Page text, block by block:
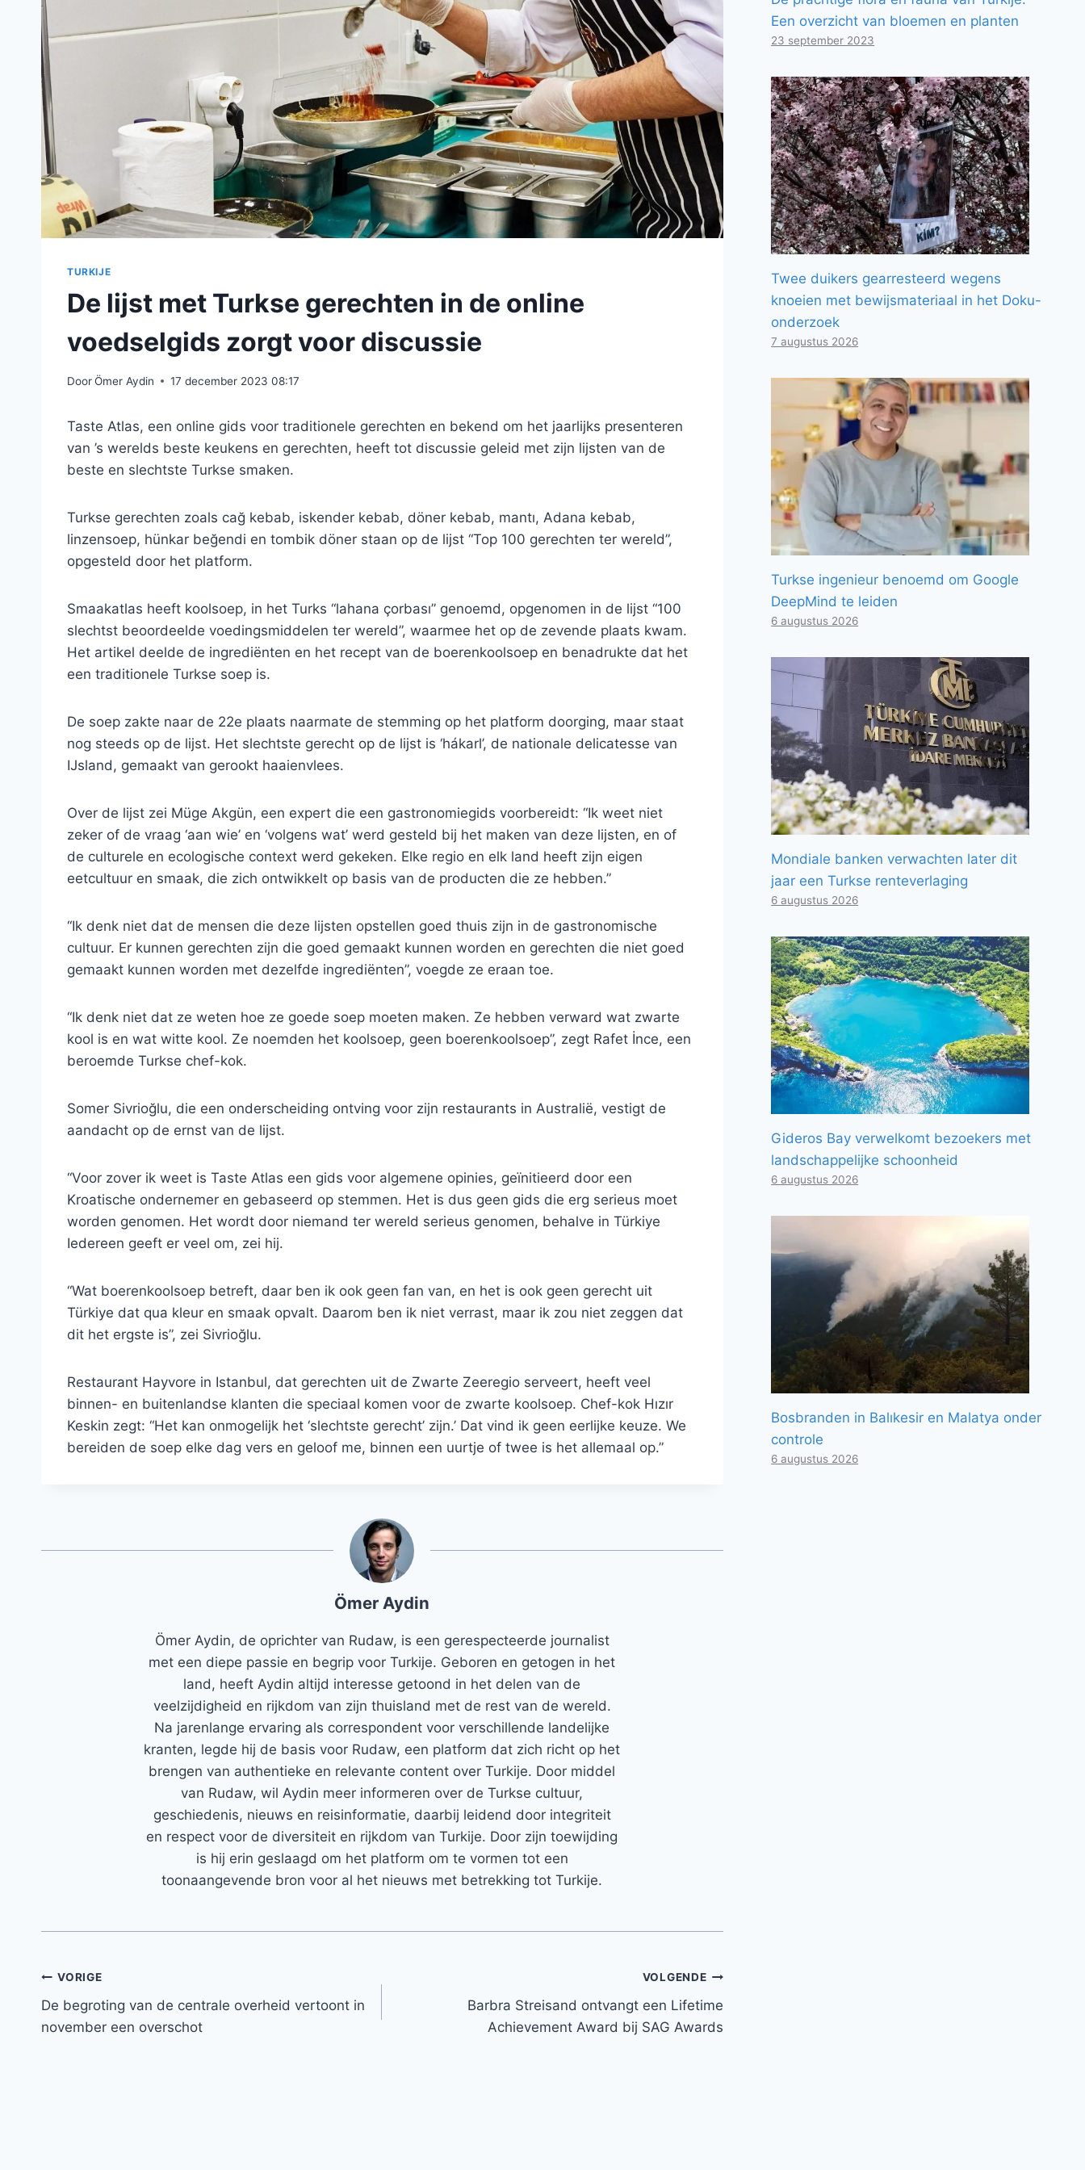
TURKIJE
De lijst met Turkse gerechten in de online
voedselgids zorgt voor discussie
DoorÖmer Aydin 17 december 2023 08:17
Taste Atlas, een online gids voor traditionele gerechten en bekend om het jaarlijks presenteren
van ’s werelds beste keukens en gerechten, heeft tot discussie geleid met zijn lijsten van de
beste en slechtste Turkse smaken.
Turkse gerechten zoals cağ kebab, iskender kebab, döner kebab, mantı, Adana kebab,
linzensoep, hünkar beğendi en tombik döner staan ​​op de lijst “Top 100 gerechten ter wereld”,
opgesteld door het platform.
Smaakatlas heeft koolsoep, in het Turks “lahana çorbası” genoemd, opgenomen in de lijst “100
slechtst beoordeelde voedingsmiddelen ter wereld”, waarmee het op de zevende plaats kwam.
Het artikel deelde de ingrediënten en het recept van de boerenkoolsoep en benadrukte dat het
een traditionele Turkse soep is.
De soep zakte naar de 22e plaats naarmate de stemming op het platform doorging, maar staat
nog steeds op de lijst. Het slechtste gerecht op de lijst is ‘hákarl’, de nationale delicatesse van
IJsland, gemaakt van gerookt haaienvlees.
Over de lijst zei Müge Akgün, een expert die een gastronomiegids voorbereidt: “Ik weet niet
zeker of de vraag ‘aan wie’ en ‘volgens wat’ werd gesteld bij het maken van deze lijsten, en of
de culturele en ecologische context werd gekeken. Elke regio en elk land heeft zijn eigen
eetcultuur en smaak, die zich ontwikkelt op basis van de producten die ze hebben.”
“Ik denk niet dat de mensen die deze lijsten opstellen goed thuis zijn in de gastronomische
cultuur. Er kunnen gerechten zijn die goed gemaakt kunnen worden en gerechten die niet goed
gemaakt kunnen worden met dezelfde ingrediënten”, voegde ze eraan toe.
“Ik denk niet dat ze weten hoe ze goede soep moeten maken. Ze hebben verward wat zwarte
kool is en wat witte kool. Ze noemden het koolsoep, geen boerenkoolsoep”, zegt Rafet İnce, een
beroemde Turkse chef-kok.
Somer Sivrioğlu, die een onderscheiding ontving voor zijn restaurants in Australië, vestigt de
aandacht op de ernst van de lijst.
“Voor zover ik weet is Taste Atlas een gids voor algemene opinies, geïnitieerd door een
Kroatische ondernemer en gebaseerd op stemmen. Het is dus geen gids die erg serieus moet
worden genomen. Het wordt door niemand ter wereld serieus genomen, behalve in Türkiye
Iedereen geeft er veel om, zei hij.
“Wat boerenkoolsoep betreft, daar ben ik ook geen fan van, en het is ook geen gerecht uit
Türkiye dat qua kleur en smaak opvalt. Daarom ben ik niet verrast, maar ik zou niet zeggen dat
dit het ergste is”, zei Sivrioğlu.
Restaurant Hayvore in Istanbul, dat gerechten uit de Zwarte Zeeregio serveert, heeft veel
binnen- en buitenlandse klanten die speciaal komen voor de zwarte koolsoep. Chef-kok Hızır
Keskin zegt: “Het kan onmogelijk het ‘slechtste gerecht’ zijn.’ Dat vind ik geen eerlijke keuze. We
bereiden de soep elke dag vers en geloof me, binnen een uurtje of twee is het allemaal op.”
Ömer Aydin
Ömer Aydin, de oprichter van Rudaw, is een gerespecteerde journalist
met een diepe passie en begrip voor Turkije. Geboren en getogen in het
land, heeft Aydin altijd interesse getoond in het delen van de
veelzijdigheid en rijkdom van zijn thuisland met de rest van de wereld.
Na jarenlange ervaring als correspondent voor verschillende landelijke
kranten, legde hij de basis voor Rudaw, een platform dat zich richt op het
brengen van authentieke en relevante content over Turkije. Door middel
van Rudaw, wil Aydin meer informeren over de Turkse cultuur,
geschiedenis, nieuws en reisinformatie, daarbij leidend door integriteit
en respect voor de diversiteit en rijkdom van Turkije. Door zijn toewijding
is hij erin geslaagd om het platform om te vormen tot een
toonaangevende bron voor al het nieuws met betrekking tot Turkije.
Bericht
navigatie
VORIGE
De begroting van de centrale overheid vertoont in
november een overschot
VOLGENDE
Barbra Streisand ontvangt een Lifetime
Achievement Award bij SAG Awards
Een overzicht van bloemen en planten
23 september 2023
Twee duikers gearresteerd wegens
knoeien met bewijsmateriaal in het Doku-
onderzoek
7 augustus 2026
Turkse ingenieur benoemd om Google
DeepMind te leiden
6 augustus 2026
Mondiale banken verwachten later dit
jaar een Turkse renteverlaging
6 augustus 2026
Gideros Bay verwelkomt bezoekers met
landschappelijke schoonheid
6 augustus 2026
Bosbranden in Balıkesir en Malatya onder
controle
6 augustus 2026